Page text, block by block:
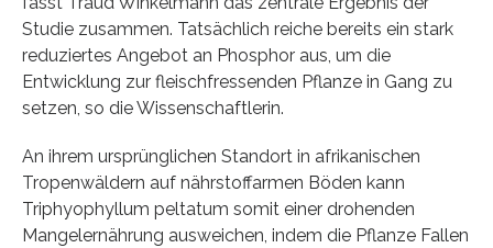
Studie zusammen. Tatsächlich reiche bereits ein stark
reduziertes Angebot an Phosphor aus, um die
Entwicklung zur fleischfressenden Pflanze in Gang zu
setzen, so die Wissenschaftlerin.
An ihrem ursprünglichen Standort in afrikanischen
Tropenwäldern auf nährstoffarmen Böden kann
Triphyophyllum peltatum somit einer drohenden
Mangelernährung ausweichen, indem die Pflanze Fallen